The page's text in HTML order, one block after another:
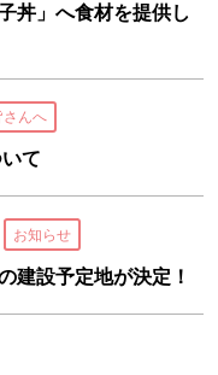
丼」へ食材を提供し
さんへ
て
お知らせ
建設予定地が決定！